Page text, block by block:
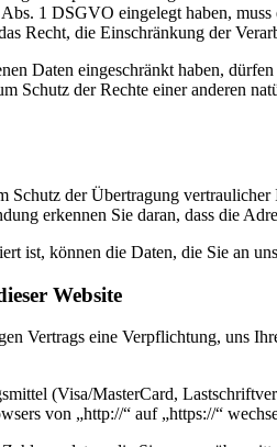
1 DSGVO eingelegt haben,
Recht, die Einschränkung der
Daten eingeschränkt haben,
Schutz der Rechte einer anderen
Schutz der Übertragung
erkennen Sie daran, dass die
ist, können die Daten, die Sie an
Website
Vertrags eine Verpflichtung, uns
(Visa/MasterCard,
von „http://“ auf „https://“